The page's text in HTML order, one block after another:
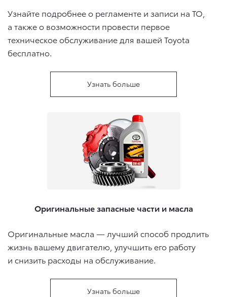
Узнайте подробнее о регламенте и записи на ТО,
а также о возможности провести первое
техническое обслуживание для вашей Toyota
бесплатно.
Узнать больше
Оригинальные запасные части и масла
Оригинальные масла — лучший способ продлить
жизнь вашему двигателю, улучшить его работу
и снизить расходы на обслуживание.
Узнать больше